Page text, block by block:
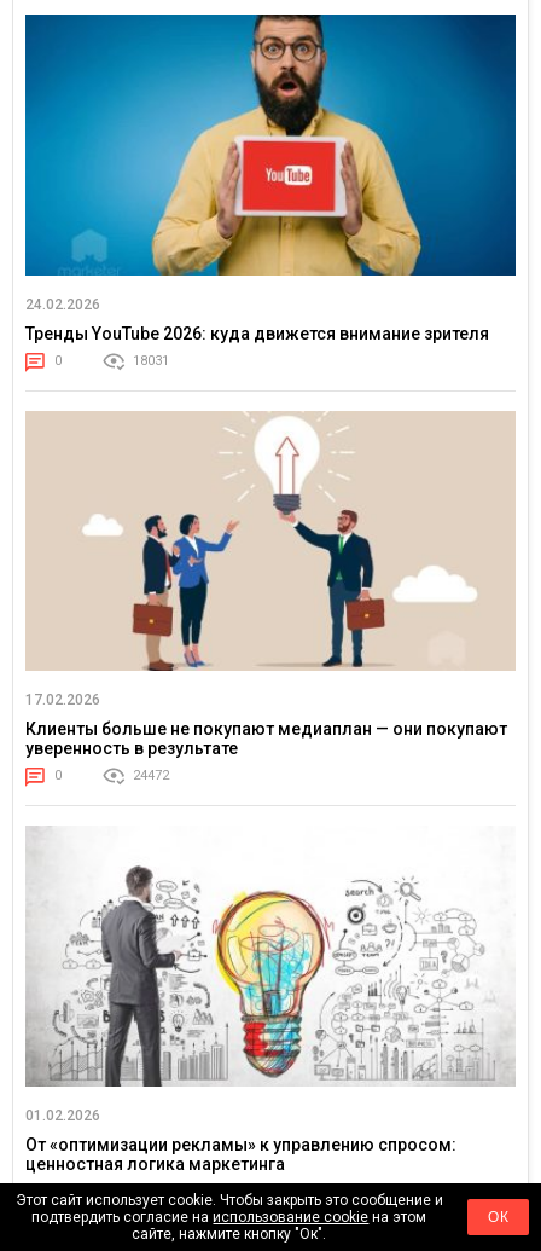
24.02.2026
Тренды YouTube 2026: куда движется внимание зрителя
0 18031
17.02.2026
Клиенты больше не покупают медиаплан — они покупают
уверенность в результате
0 24472
01.02.2026
От «оптимизации рекламы» к управлению спросом:
ценностная логика маркетинга
Этот сайт использует cookie. Чтобы закрыть это сообщение и
подтвердить согласие наиспользование cookie на этом
сайте, нажмите кнопку "Ок".
ОК